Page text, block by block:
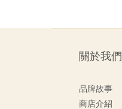
關於我們
品牌故事
商店介紹